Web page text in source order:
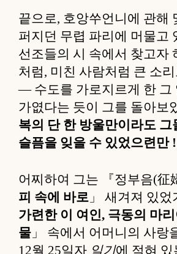
끝으로, 호앙쑤언니에 관해
퍼지던 무렵 파리에 머물고
선조들의 시 속에서 찾고자
처럼, 미친 사람처럼 큰 소
— 수도를 가로지르게 한 그
가엾다는 듯이 그를 돌아보
복의 단 한 방울만이라도
슬픔을 잊을 수 있었으련만 !
어찌하여 그는 『정부음(征
피 속에 바로 」 새겨져 있
가련한 이 여인, 극동의 마
물 」 속에서 어머니의 사랑
12월 25일자 일기에 적혀 있